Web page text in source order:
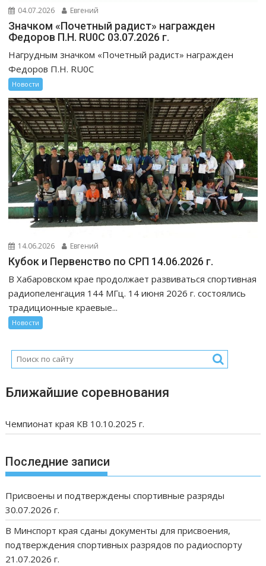
04.07.2026 Евгений
Значком «Почетный радист» награжден
Федоров П.Н. RU0C 03.07.2026 г.
Нагрудным значком «Почетный радист» награжден
Федоров П.Н. RU0C
Новости
14.06.2026 Евгений
Кубок и Первенство по СРП 14.06.2026 г.
В Хабаровском крае продолжает развиваться спортивная
радиопеленгация 144 МГц. 14 июня 2026 г. состоялись
традиционные краевые...
Новости
Ближайшие соревнования
Чемпионат края КВ 10.10.2025 г.
Последние записи
Присвоены и подтверждены спортивные разряды
30.07.2026 г.
В Минспорт края сданы документы для присвоения,
подтверждения спортивных разрядов по радиоспорту
21.07.2026 г.